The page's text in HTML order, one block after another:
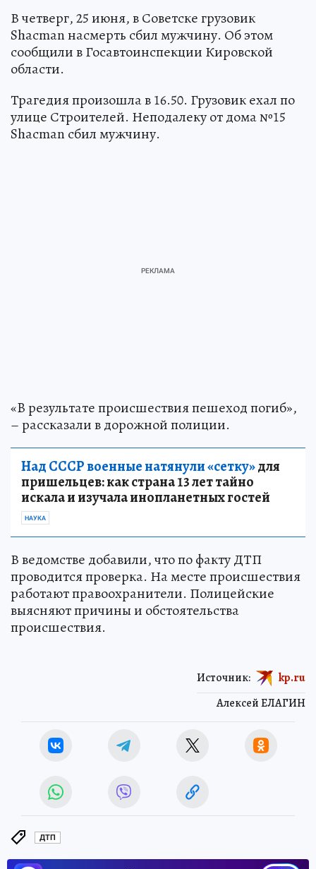
В четверг, 25 июня, в Советске грузовик
Shacman насмерть сбил мужчину. Об этом
сообщили в Госавтоинспекции Кировской
области.
Трагедия произошла в 16.50. Грузовик ехал по
улице Строителей. Неподалеку от дома №15
Shacman сбил мужчину.
«B результате происшествия пешеход погиб»,
– рассказали в дорожной полиции.
Над СССР военные натянули «сетку»для
пришельцев: как страна 13 лет тайно
искала и изучала инопланетных гостей
НАУКА
В ведомстве добавили, что по факту ДТП
проводится проверка. На месте происшествия
работают правоохранители. Полицейские
выясняют причины и обстоятельства
происшествия.
Алексей ЕЛАГИН
Источник: kp.ru
ДТП